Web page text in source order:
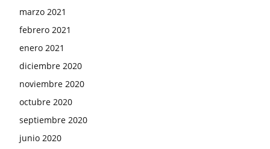
marzo 2021
febrero 2021
enero 2021
diciembre 2020
noviembre 2020
octubre 2020
septiembre 2020
junio 2020